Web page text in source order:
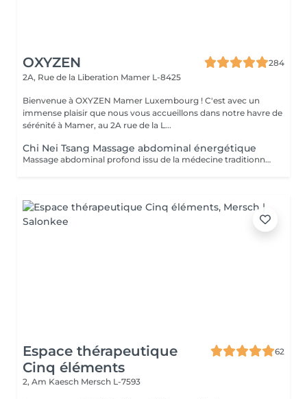
OXYZEN
284
2A, Rue de la Liberation Mamer L-8425
Bienvenue à OXYZEN Mamer Luxembourg ! C'est avec un
immense plaisir que nous vous accueillons dans notre havre de
sérénité à Mamer, au 2A rue de la L...
Chi Nei Tsang Massage abdominal énergétique
Massage abdominal profond issu de la médecine traditionnelle chinoise aidant à libérer les tensions du ventre et à retrouver légèreté et équilibre.
Espace thérapeutique
Cinq éléments
62
2, Am Kaesch Mersch L-7593